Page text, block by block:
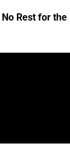
No Rest for the